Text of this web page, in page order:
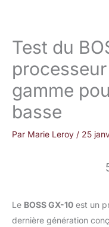
Test du
gamme
basse
Par Marie Leroy / 25
Le BOSS GX-10 est un
dernière génération